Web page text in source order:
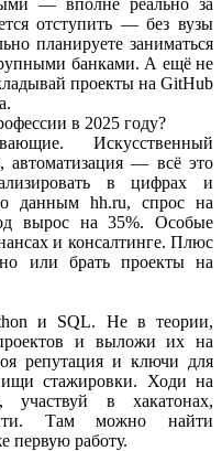
отступить — без вузы
планируете заниматься
банками. А ещё не
проекты на GitHub
в 2025 году?
Искусственный
автоматизация — всё это
в цифрах и
данным hh.ru, спрос на
вырос на 35%. Особые
и консалтинге. Плюс
или брать проекты на
и SQL. Не в теории,
и выложи их на
репутация и ключи для
стажировки. Ходи на
в хакатонах,
Там можно найти
первую работу.